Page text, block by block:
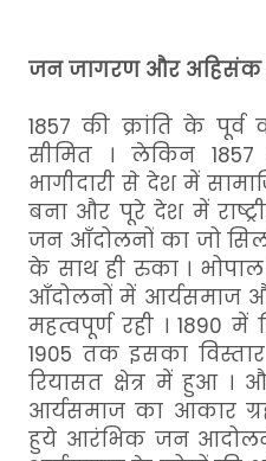
जन जागरण और
1857 की क्रांति के पूर्व
सीमित । लेकिन
भागीदारी से देश में
बना और पूरे देश में
जन आँदोलनों का जो
के साथ ही रुका ।
आँदोलनों में आर्यसमाज
महत्वपूर्ण रही । 1890
1905 तक इसका
रियासत क्षेत्र में हुआ ।
आर्यसमाज का आकार
हुये आरंभिक जन